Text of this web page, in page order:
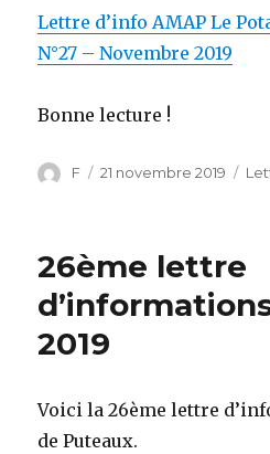
Lettre d’info AMAP Le
N°27 – Novembre 2019
Bonne lecture !
Auteur
F
Publié
21 novembre 2019
26ème lettre
2019
Voici la 26ème lettre
de Puteaux.